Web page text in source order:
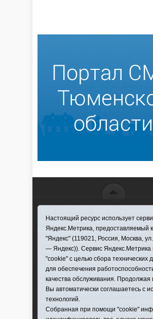
использовании материалов ссылка
Информационная лента выходит при
поддержке правительства Тюменской
Регистрационный номер СМИ ЭЛ №
от 10.06. 2016 г. выдано Федеральной
надзору в сфере связи,
технологий и массовых коммуникаций.
Учредитель (соучредители)
некоммерческая организация
издательский центр "Красная звезда""
Настоящий ресурс использует
Яндекс.Метрика, предоставляемый
"Яндекс" (119021, Россия, Москва,
— Яндекс)). Сервис Яндекс.Метрика
"cookie" с целью сбора технических
для обеспечения
качества обслуживания. Продолжая
Вы автоматически соглашаетесь с
технологий.
Собранная при помощи "cookie"